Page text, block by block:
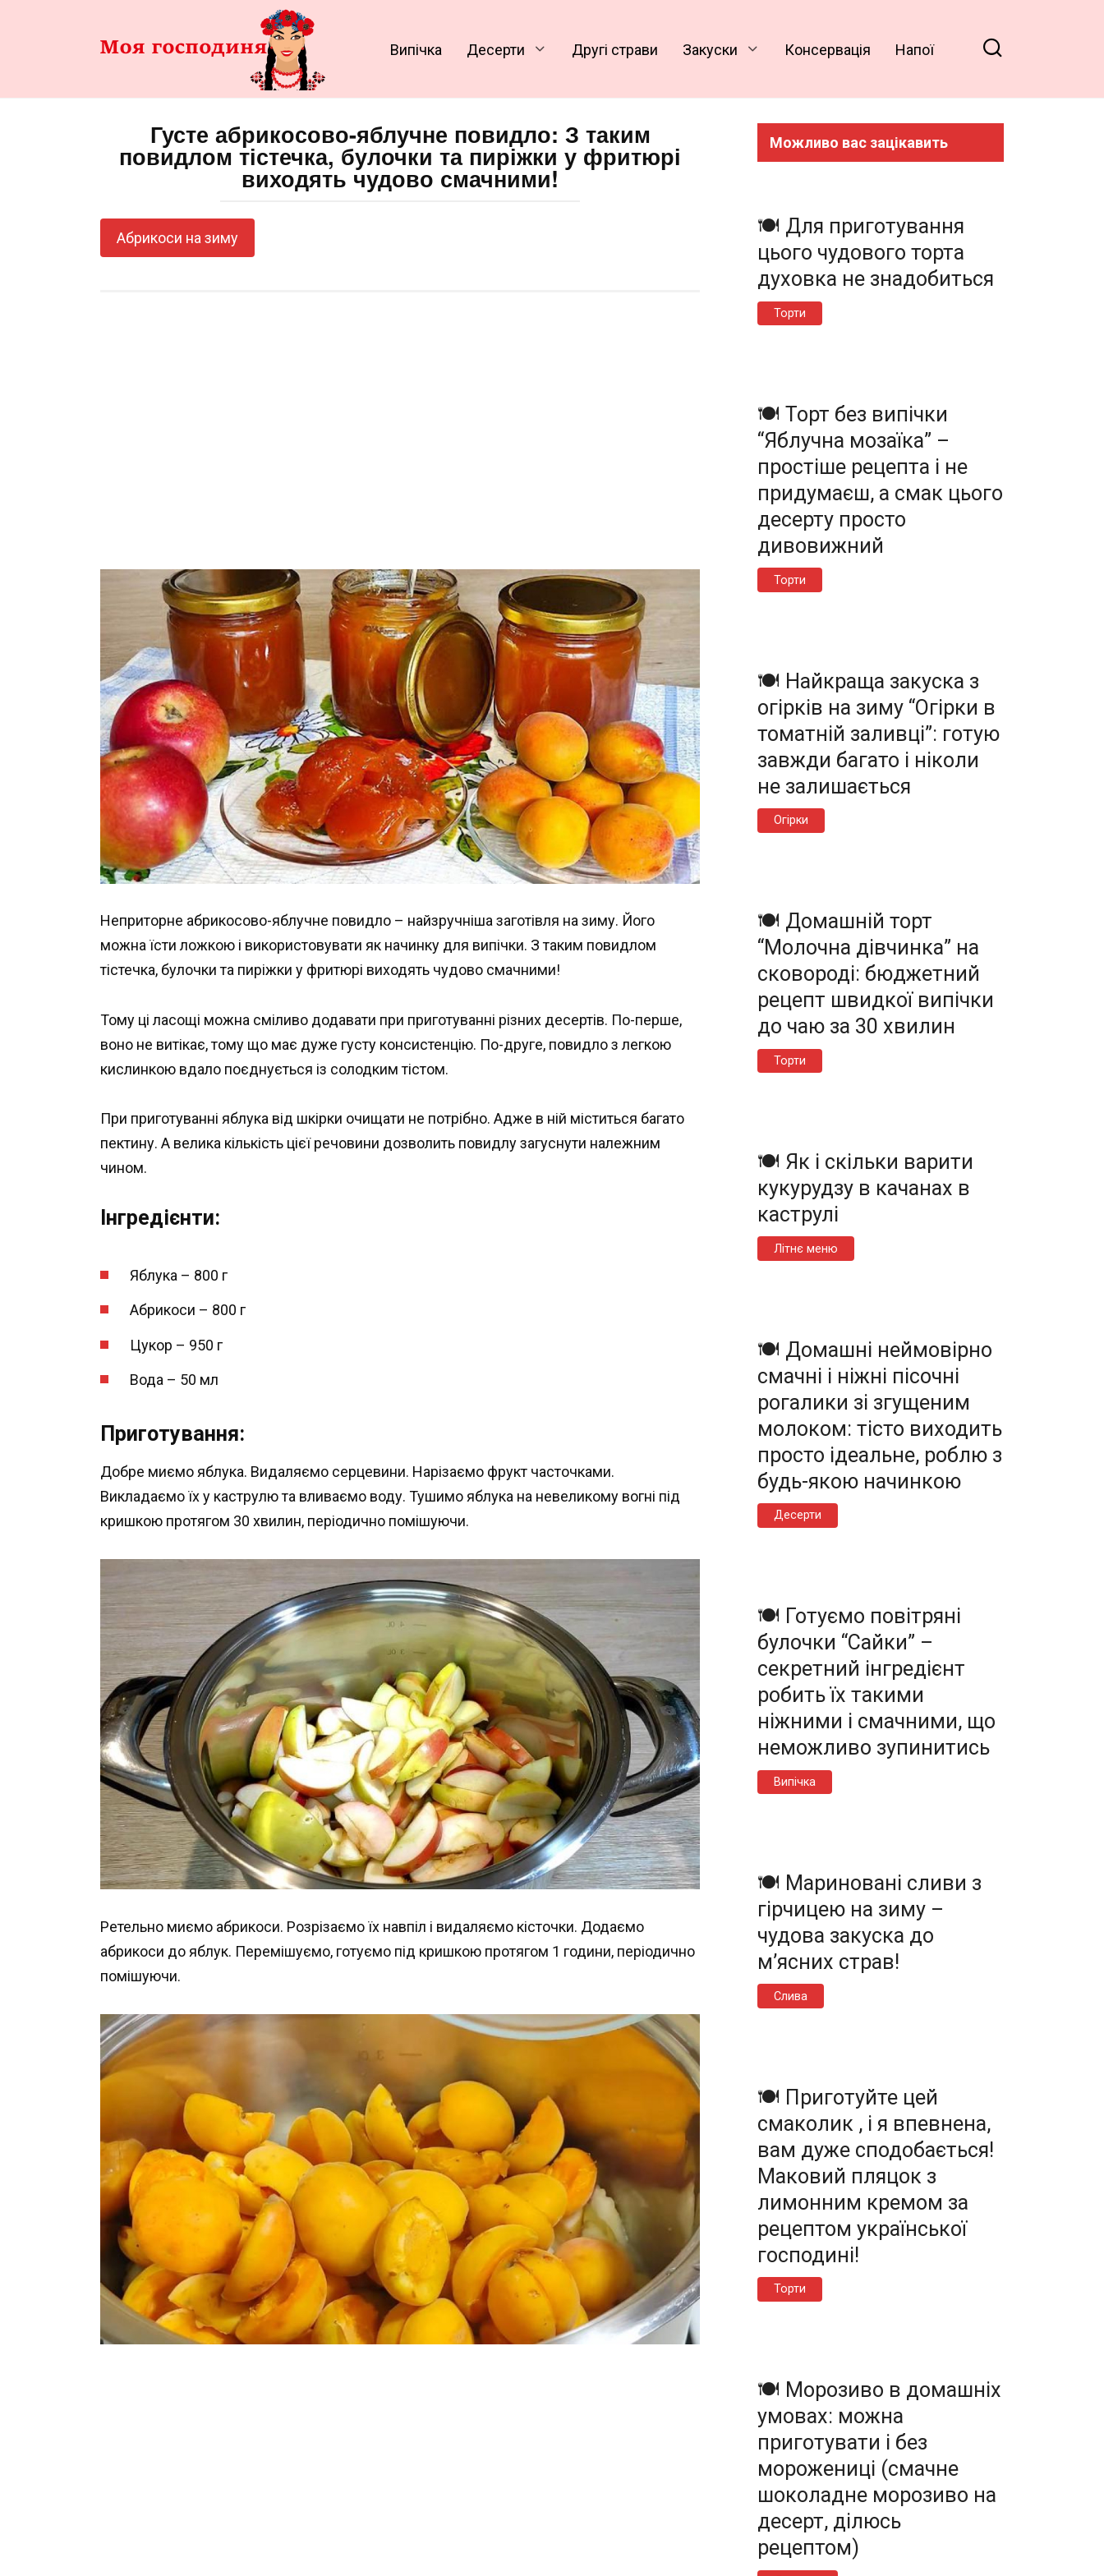
Випічка Десерти Другі страви Закуски Консервація Напої
Густе абрикосово-яблучне повидло: З таким
повидлом тістечка, булочки та пиріжки у фритюрі
виходять чудово смачними!
Абрикоси на зиму
Неприторне абрикосово-яблучне повидло – найзручніша заготівля на зиму. Його
можна їсти ложкою і використовувати як начинку для випічки. З таким повидлом
тістечка, булочки та пиріжки у фритюрі виходять чудово смачними!
Тому ці ласощі можна сміливо додавати при приготуванні різних десертів. По-перше,
воно не витікає, тому що має дуже густу консистенцію. По-друге, повидло з легкою
кислинкою вдало поєднується із солодким тістом.
При приготуванні яблука від шкірки очищати не потрібно. Адже в ній міститься багато
пектину. А велика кількість цієї речовини дозволить повидлу загуснути належним
чином.
Інгредієнти:
Яблука – 800 г
Абрикоси – 800 г
Цукор – 950 г
Вода – 50 мл
Приготування:
Добре миємо яблука. Видаляємо серцевини. Нарізаємо фрукт часточками.
Викладаємо їх у каструлю та вливаємо воду. Тушимо яблука на невеликому вогні під
кришкою протягом 30 хвилин, періодично помішуючи.
Ретельно миємо абрикоси. Розрізаємо їх навпіл і видаляємо кісточки. Додаємо
абрикоси до яблук. Перемішуємо, готуємо під кришкою протягом 1 години, періодично
помішуючи.
Можливо вас зацікавить
🍽️ Для приготування
цього чудового торта
духовка не знадобиться
Торти
🍽️ Торт без випічки
“Яблучна мозаїка” –
простіше рецепта і не
придумаєш, а смак цього
десерту просто
дивовижний
Торти
🍽️ Найкраща закуска з
огірків на зиму “Огірки в
томатній заливці”: готую
завжди багато і ніколи
не залишається
Огірки
🍽️ Домашній торт
“Молочна дівчинка” на
сковороді: бюджетний
рецепт швидкої випічки
до чаю за 30 хвилин
Торти
🍽️ Як і скільки варити
кукурудзу в качанах в
каструлі
Літнє меню
🍽️ Домашні неймовірно
смачні і ніжні пісочні
рогалики зі згущеним
молоком: тісто виходить
просто ідеальне, роблю з
будь-якою начинкою
Десерти
🍽️ Готуємо повітряні
булочки “Сайки” –
секретний інгредієнт
робить їх такими
ніжними і смачними, що
неможливо зупинитись
Випічка
🍽️ Мариновані сливи з
гірчицею на зиму –
чудова закуска до
м’ясних страв!
Слива
🍽️ Приготуйте цей
смаколик , і я впевнена,
вам дуже сподобається!
Маковий пляцок з
лимонним кремом за
рецептом української
господині!
Торти
🍽️ Морозиво в домашніх
умовах: можна
приготувати і без
морожениці (смачне
шоколадне морозиво на
десерт, ділюсь
рецептом)